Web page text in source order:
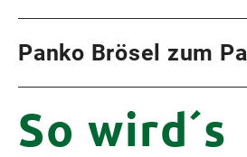
Panko Brösel zum
So wird´s
Kompetenzzentrum GmbH
+43 (0)3334 41800
office@frutura.com
Fruturastraße 1
8224 Hartl